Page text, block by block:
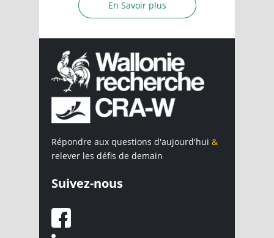
En Savoir plus
Répondre aux questions d'aujourd'hui &
relever les défis de demain
Suivez-nous